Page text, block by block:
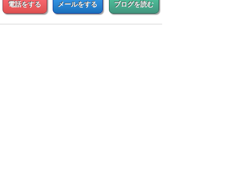
電話をする メールをする ブログを読む